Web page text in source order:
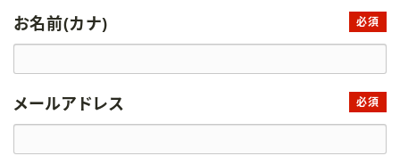
お名前(カナ) 必須
メールアドレス 必須